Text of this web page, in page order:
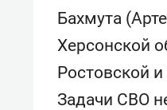
Бахмута
Херсонской
Ростовской
Задачи СВО
отвечают